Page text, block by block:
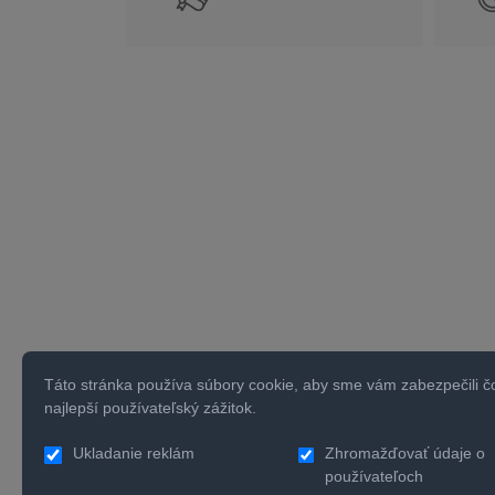
Táto stránka používa súbory cookie, aby sme vám zabezpečili
najlepší používateľský zážitok.
Ukladanie reklám
Zhromažďovať údaje o
používateľoch